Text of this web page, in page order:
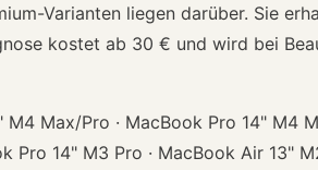
Varianten liegen darüber. Sie
kostet ab 30 € und wird bei
M4 Max/Pro · MacBook Pro 14" M4
Pro 14" M3 Pro · MacBook Air 13"